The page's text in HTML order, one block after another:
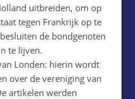
uitbreiden, om op
tegen Frankrijk op te
de bondgenoten
te lijven.
Londen: hierin wordt
over de vereniging van
artikelen werden